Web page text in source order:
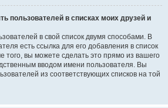
пользователей в списках моих друзей и
в свой список двумя способами. В
есть ссылка для его добавления в список
того, вы можете сделать это прямо из вашего
вводом имени пользователя. Вы
из соответствующих списков на той